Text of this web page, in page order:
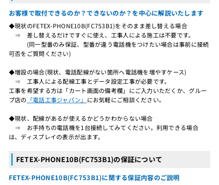
お客様で取付できるのか？できないのか？を中心に解説いたします
◆現状のFETEX-PHONE10B(FC753B1)をそのまま差し替える場合
⇒ 差し替えるだけですぐに使え、工事人による施工は不要です。
(同一型番のみ保証、型番が違う電話機をつけたい場合は事前に接続
可否をご質問ください)
◆増設の場合(現状、電話配線がない箇所へ電話機を増やすケース)
⇒ 工事人による配線工事とデータ設定工事が必要です。
工事を希望する方は「カート画面の備考欄」にご入力いただくか、グルー
プ店の 「電話工事ジャパン」 にお気軽にご相談ください。
◆現状、配線があるが使えるかどうかわからない場合
⇒ お手持ちの電話機を1台接続してみてください。利用できる場合
は、ディスプレイの表示が出ます。
FETEX-PHONE10B(FC753B1)の保証について
FETEX-PHONE10B(FC753B1)に関する保証内容のご説明